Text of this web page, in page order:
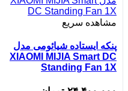
مشاهده سریع
پنکه ایستاده شیائومی مدل
XIAOMI MIJIA Smart DC
Standing Fan 1X